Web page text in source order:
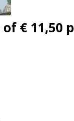
of € 11,50